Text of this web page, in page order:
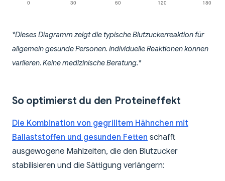
*Dieses Diagramm zeigt die typische Blutzuckerreaktion für
allgemein gesunde Personen. Individuelle Reaktionen können
variieren. Keine medizinische Beratung.*
So optimierst du den Proteineffekt
Die Kombination von gegrilltem Hähnchen mit
Ballaststoffen und gesunden Fetten schafft
ausgewogene Mahlzeiten, die den Blutzucker
stabilisieren und die Sättigung verlängern: